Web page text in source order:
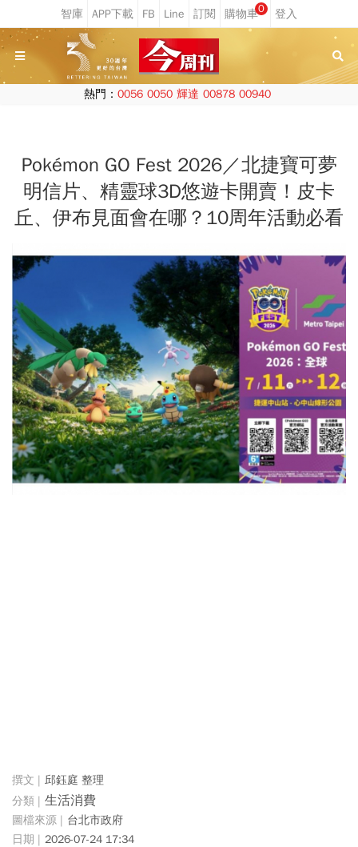
0
熱門： 0056 0050 輝達 00878 00940
Pokémon GO Fest 2026／北捷寶可夢
明信片、精靈球3D悠遊卡開賣！皮卡
丘、伊布見面會在哪？10周年活動必看
邱鈺庭 整理
生活消費
台北市政府
2026-07-24 17:34